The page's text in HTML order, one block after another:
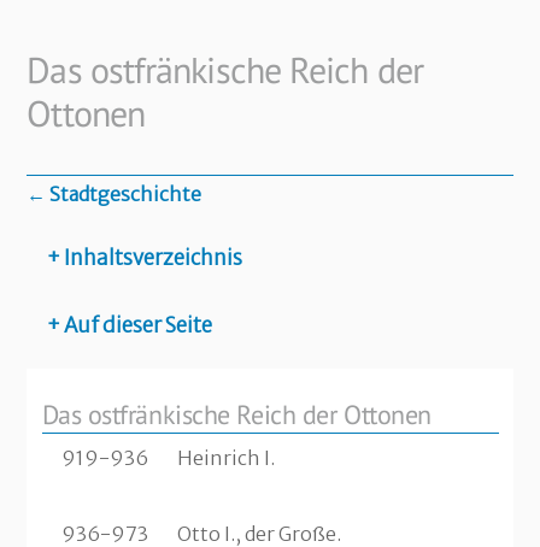
content
Das ostfränkische Reich der
Ottonen
← Stadtgeschichte
+ Inhaltsverzeichnis
+ Auf dieser Seite
Das ostfränkische Reich der Ottonen
919-936 Heinrich I.
936-973 Otto I., der Große.